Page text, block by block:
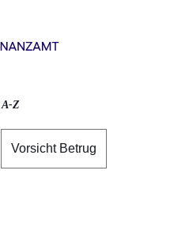
Direkt zum Kopf der
Direkt zum Inhalt
Direkt zum Fuß der
A-Z
Vorsicht Betrug